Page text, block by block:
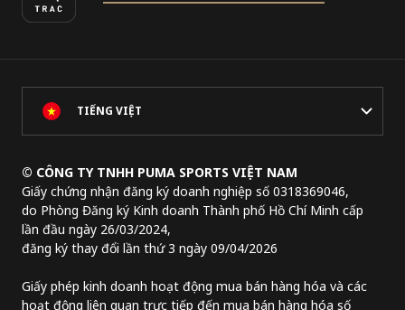
TIẾNG VIỆT
© CÔNG TY TNHH PUMA SPORTS VIỆT NAM
Giấy chứng nhận đăng ký doanh nghiệp số 0318369046,
do Phòng Đăng ký Kinh doanh Thành phố Hồ Chí Minh cấp
lần đầu ngày 26/03/2024,
đăng ký thay đổi lần thứ 3 ngày 09/04/2026
Giấy phép kinh doanh hoạt động mua bán hàng hóa và các
hoạt động liên quan trực tiếp đến mua bán hàng hóa số